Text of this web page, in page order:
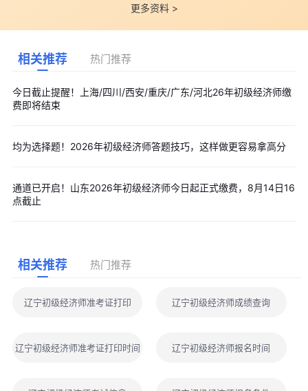
更多资料 >
相关推荐 热门推荐
今日截止提醒！上海/四川/西安/重庆/广东/河北26年初级经济师缴
费即将结束
均为选择题！2026年初级经济师答题技巧，这样做更容易拿高分
通道已开启！山东2026年初级经济师今日起正式缴费，8月14日16
点截止
相关推荐 热门推荐
辽宁初级经济师准考证打印 辽宁初级经济师成绩查询
辽宁初级经济师准考证打印时间 辽宁初级经济师报名时间